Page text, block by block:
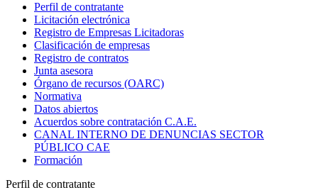
Perfil de contratante
Licitación electrónica
Registro de Empresas Licitadoras
Clasificación de empresas
Registro de contratos
Junta asesora
Órgano de recursos (OARC)
Normativa
Datos abiertos
Acuerdos sobre contratación C.A.E.
CANAL INTERNO DE DENUNCIAS SECTOR
PÚBLICO CAE
Formación
Perfil de contratante